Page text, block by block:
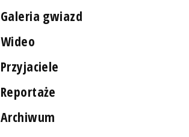
Galeria gwiazd
Wideo
Przyjaciele
Reportaże
Archiwum